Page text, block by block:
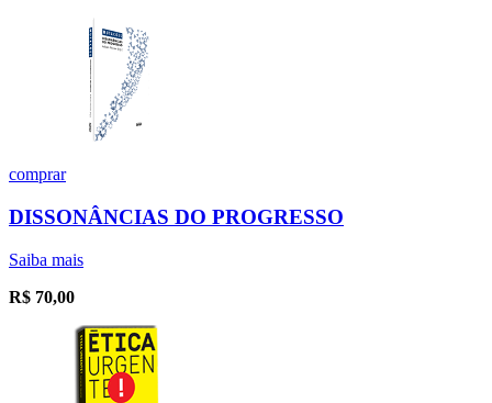
comprar
DISSONÂNCIAS DO PROGRESSO
Saiba mais
R$ 70,00